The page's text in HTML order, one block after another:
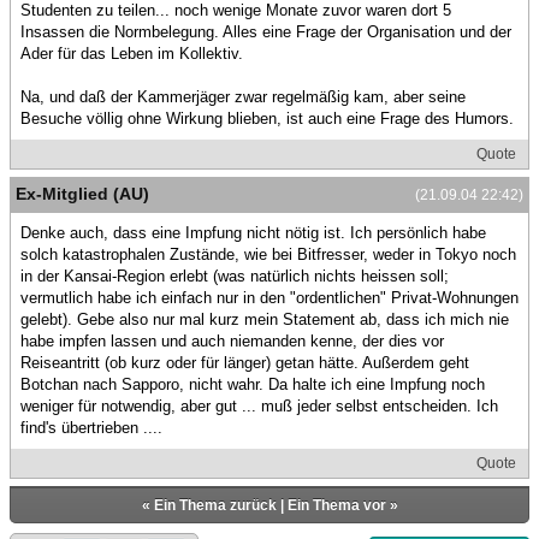
Studenten zu teilen... noch wenige Monate zuvor waren dort 5
Insassen die Normbelegung. Alles eine Frage der Organisation und der
Ader für das Leben im Kollektiv.
Na, und daß der Kammerjäger zwar regelmäßig kam, aber seine
Besuche völlig ohne Wirkung blieben, ist auch eine Frage des Humors.
Quote
(21.09.04 22:42)
Ex-Mitglied (AU)
Denke auch, dass eine Impfung nicht nötig ist. Ich persönlich habe
solch katastrophalen Zustände, wie bei Bitfresser, weder in Tokyo noch
in der Kansai-Region erlebt (was natürlich nichts heissen soll;
vermutlich habe ich einfach nur in den "ordentlichen" Privat-Wohnungen
gelebt). Gebe also nur mal kurz mein Statement ab, dass ich mich nie
habe impfen lassen und auch niemanden kenne, der dies vor
Reiseantritt (ob kurz oder für länger) getan hätte. Außerdem geht
Botchan nach Sapporo, nicht wahr. Da halte ich eine Impfung noch
weniger für notwendig, aber gut ... muß jeder selbst entscheiden. Ich
find's übertrieben ....
Quote
« Ein Thema zurück| Ein Thema vor»